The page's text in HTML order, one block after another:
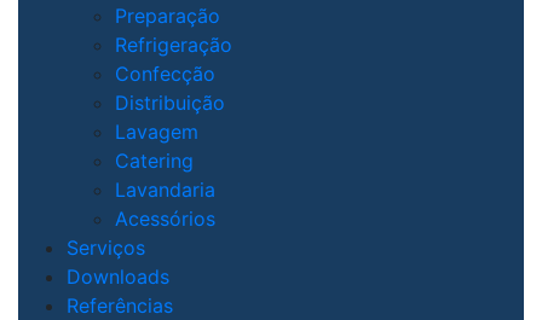
Preparação
Refrigeração
Confecção
Distribuição
Lavagem
Catering
Lavandaria
Acessórios
Serviços
Downloads
Referências